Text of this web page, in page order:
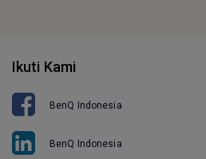
Ikuti Kami
BenQ Indonesia
BenQ Indonesia